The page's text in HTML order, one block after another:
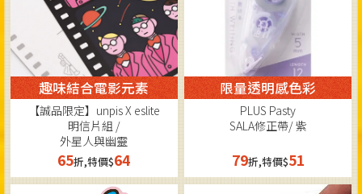
趣味結合電影元素
【誠品限定】unpis X eslite
明信片組 /
外星人與幽靈
65折,特價$64
限量透明感色彩
PLUS Pasty
SALA修正帶/ 紫
79折,特價$51